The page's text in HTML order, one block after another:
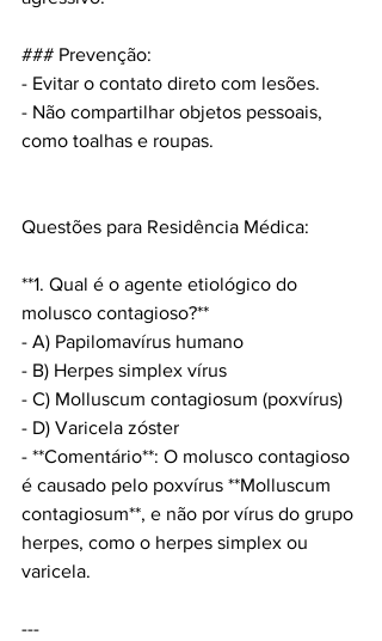
### Prevenção:
- Evitar o contato direto com lesões.
- Não compartilhar objetos pessoais,
como toalhas e roupas.
Questões para Residência Médica:
**1. Qual é o agente etiológico do
molusco contagioso?**
- A) Papilomavírus humano
- B) Herpes simplex vírus
- C) Molluscum contagiosum (poxvírus)
- D) Varicela zóster
- **Comentário**: O molusco contagioso
é causado pelo poxvírus **Molluscum
contagiosum**, e não por vírus do grupo
herpes, como o herpes simplex ou
varicela.
---